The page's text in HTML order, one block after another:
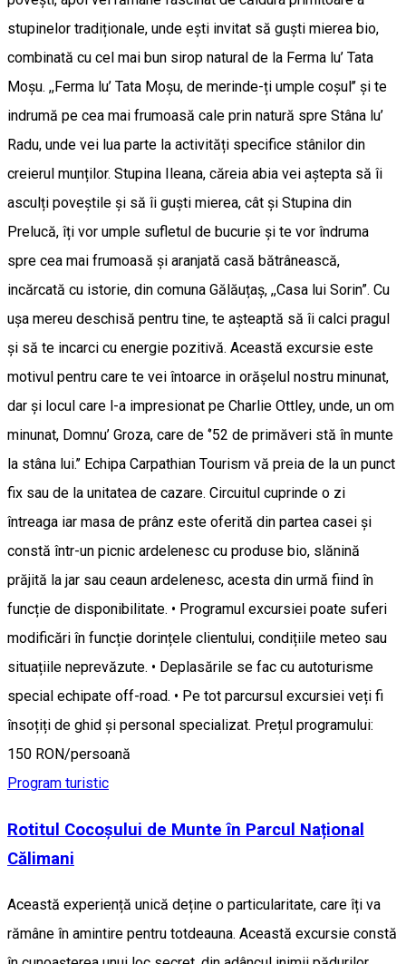
stupinelor tradiționale, unde ești invitat să guști mierea bio,
combinată cu cel mai bun sirop natural de la Ferma lu’ Tata
Moșu. ,,Ferma lu’ Tata Moșu, de merinde-ți umple coșul’’ și te
indrumă pe cea mai frumoasă cale prin natură spre Stâna lu’
Radu, unde vei lua parte la activități specifice stânilor din
creierul munților. Stupina Ileana, căreia abia vei aștepta să îi
asculți poveștile și să îi guști mierea, cât și Stupina din
Prelucă, îți vor umple sufletul de bucurie și te vor îndruma
spre cea mai frumoasă și aranjată casă bătrânească,
incărcată cu istorie, din comuna Gălăuțaș, ,,Casa lui Sorin”. Cu
ușa mereu deschisă pentru tine, te așteaptă să îi calci pragul
și să te incarci cu energie pozitivă. Această excursie este
motivul pentru care te vei întoarce in orășelul nostru minunat,
dar și locul care l-a impresionat pe Charlie Ottley, unde, un om
minunat, Domnu’ Groza, care de ‘’52 de primăveri stă în munte
la stâna lui.’’ Echipa Carpathian Tourism vă preia de la un punct
fix sau de la unitatea de cazare. Circuitul cuprinde o zi
întreaga iar masa de prânz este oferită din partea casei și
constă într-un picnic ardelenesc cu produse bio, slănină
prăjită la jar sau ceaun ardelenesc, acesta din urmă fiind în
funcție de disponibilitate. • Programul excursiei poate suferi
modificări în funcție dorințele clientului, condițiile meteo sau
situațiile neprevăzute. • Deplasările se fac cu autoturisme
special echipate off-road. • Pe tot parcursul excursiei veți fi
însoțiți de ghid și personal specializat. Prețul programului:
150 RON/persoană
Program turistic
Rotitul Cocoșului de Munte în Parcul Național
Călimani
Această experiență unică deține o particularitate, care îți va
rămâne în amintire pentru totdeauna. Această excursie constă